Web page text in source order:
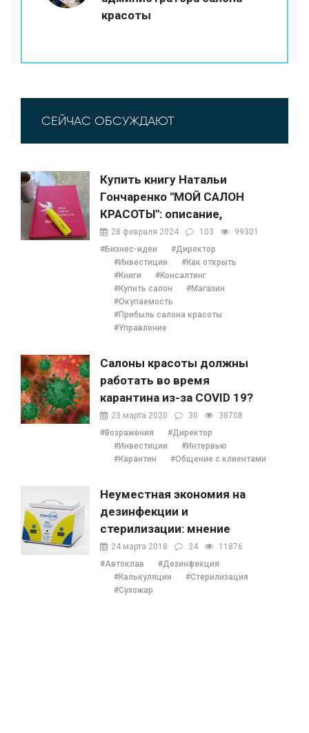
красоты
СЕЙЧАС ОБСУЖДАЮТ
Купить книгу Натальи
Гончаренко "МОЙ САЛОН
КРАСОТЫ": описание,
содержание, отзывы,
бонусы и 1 глава
28 февраля 2024 103
99301
#Бизнес-идеи
#Директор
#Инвестиции
#Как открыть
#Книги
#Консалтинг
#Купить салон
#Магазин
#Окупаемость
#Прибыль салона красоты
#Управление
Салоны красоты должны
работать во время
карантина из-за COVID 19?
23 марта 2020 30
38708
#Возражения
#Директор
#Инвестиции
#Интервью
#Карантин
#Общение с клиентами
Неуместная экономия на
дезинфекции и
стерилизации: мнение
Наталии Ушецкой
24 марта 2018 24
11876
#Автоклав
#Дезинфекция
#Калькуляции
#Стерилизация
#Сухожар